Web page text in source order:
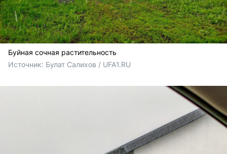
Буйная сочная растительность
Источник: Булат Салихов / UFA1.RU